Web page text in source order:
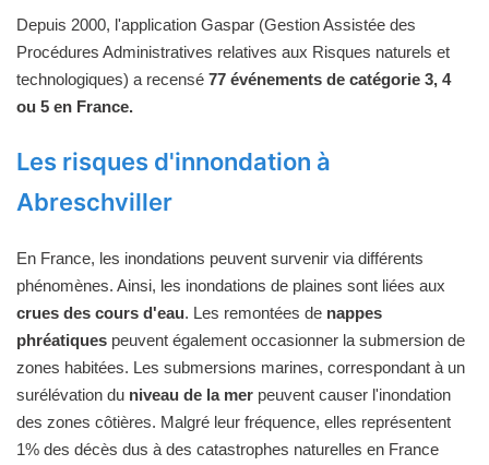
Depuis 2000, l'application Gaspar (Gestion Assistée des
Procédures Administratives relatives aux Risques naturels et
technologiques) a recensé 77 événements de catégorie 3, 4
ou 5 en France.
Les risques d'innondation à
Abreschviller
En France, les inondations peuvent survenir via différents
phénomènes. Ainsi, les inondations de plaines sont liées aux
crues des cours d'eau. Les remontées de nappes
phréatiques peuvent également occasionner la submersion de
zones habitées. Les submersions marines, correspondant à un
surélévation du niveau de la mer peuvent causer l'inondation
des zones côtières. Malgré leur fréquence, elles représentent
1% des décès dus à des catastrophes naturelles en France